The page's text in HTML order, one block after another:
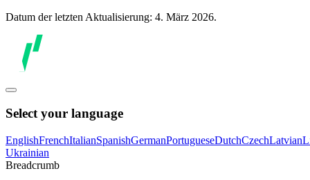
Datum der letzten Aktualisierung: 4. März 2026.
Select your language
EnglishFrenchItalianSpanishGermanPortugueseDutchCzechLatvian
Ukrainian
Breadcrumb